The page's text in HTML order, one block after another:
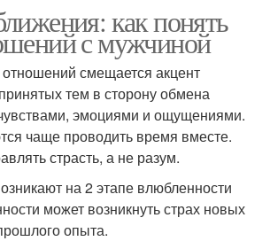
как понять
с мужчиной
смещается акцент
тем в сторону обмена
эмоциями и ощущениями.
чаще проводить время вместе.
страсть, а не разум.
на 2 этапе влюбленности
может возникнуть страх новых
опыта.